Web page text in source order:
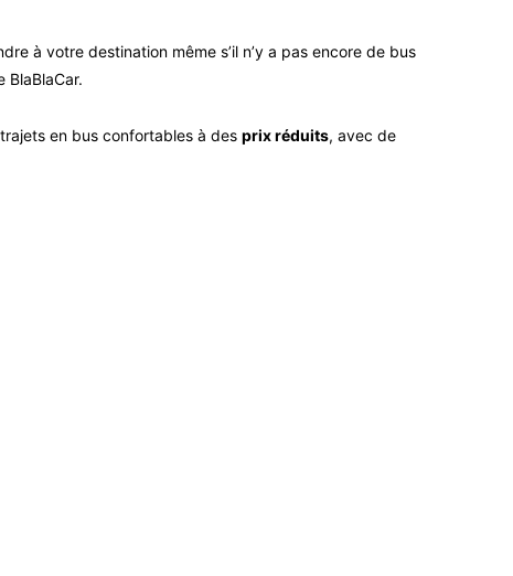
à votre destination même s’il n’y a pas encore de bus
BlaBlaCar.
en bus confortables à des prix réduits, avec de